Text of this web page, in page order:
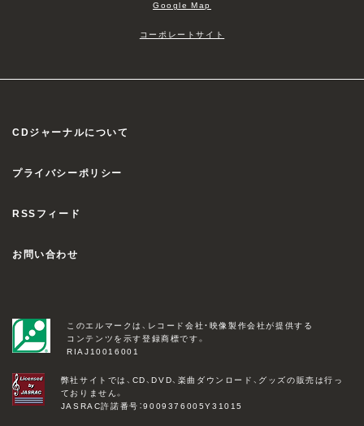
Google Map
コーポレートサイト
CDジャーナルについて
プライバシーポリシー
RSSフィード
お問い合わせ
このエルマークは、レコード会社・映像製作会社が提供する
コンテンツを示す登録商標です。
RIAJ10016001
弊社サイトでは、CD、DVD、楽曲ダウンロード、グッズの販売は行っ
ておりません。
JASRAC許諾番号：9009376005Y31015